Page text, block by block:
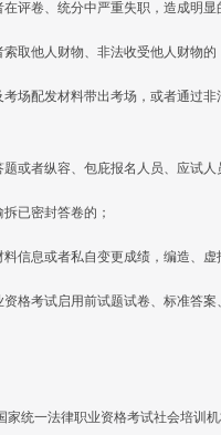
在评卷、统分中严重失职，造成明
索取他人财物、非法收受他人财物的
考场配发材料带出考场，或者通过
题或者纵容、包庇报名人员、应试
已密封答卷的；
信息或者私自变更成绩，编造、
资格考试启用前试题试卷、标准答
统一法律职业资格考试社会培训